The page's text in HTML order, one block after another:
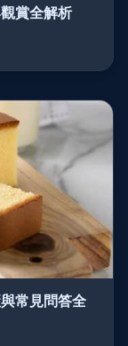
賞全解析
常見問答全